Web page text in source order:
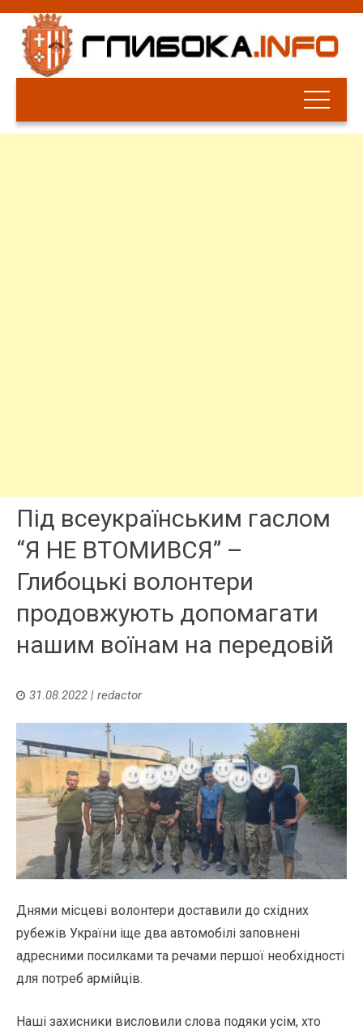
Під всеукраїнським гаслом
“Я НЕ ВТОМИВСЯ” –
Глибоцькі волонтери
продовжують допомагати
нашим воїнам на передовій
31.08.2022 | redactor
Днями місцеві волонтери доставили до східних
рубежів України іще два автомобілі заповнені
адресними посилками та речами першої необхідності
для потреб армійців.
Наші захисники висловили слова подяки усім, хто